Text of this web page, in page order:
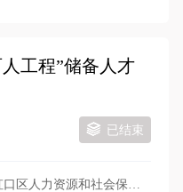
人工程”储备人才
已结束
中共虹口区委组织部 虹口区人力资源和社会保障局